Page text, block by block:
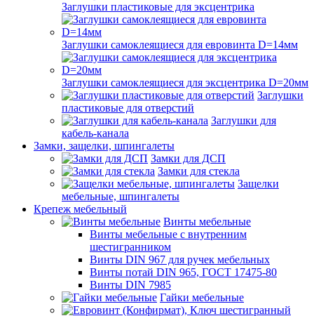
Заглушки пластиковые для эксцентрика
Заглушки самоклеящиеся для евровинта D=14мм
Заглушки самоклеящиеся для эксцентрика D=20мм
Заглушки
пластиковые для отверстий
Заглушки для
кабель-канала
Замки, защелки, шпингалеты
Замки для ДСП
Замки для стекла
Защелки
мебельные, шпингалеты
Крепеж мебельный
Винты мебельные
Винты мебельные с внутренним
шестигранником
Винты DIN 967 для ручек мебельных
Винты потай DIN 965, ГОСТ 17475-80
Винты DIN 7985
Гайки мебельные